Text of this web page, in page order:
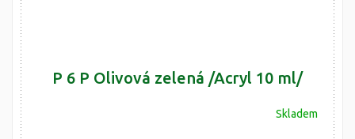
P 6 P Olivová zelená /Acryl 10 ml/
Skladem